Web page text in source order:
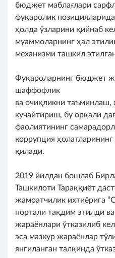
бюджет маблағлари
фуқаролик
ҳолда ўзларини қийнаб
муаммоларнинг ҳал
механизми ташкил
Фуқароларнинг бюджет
шаффофлик
ва очиқликни таъминлаш,
кучайтириш, бу орқали
фаолиятининг
коррупция
қилади.
2019 йилдан бошлаб
Ташкилоти Тараққиёт
жамоатчилик ихтиёрига
портали тақдим этилди
жараёнлари ўтказилиб
эса мазкур жараёнлар
янгиланган талқинда